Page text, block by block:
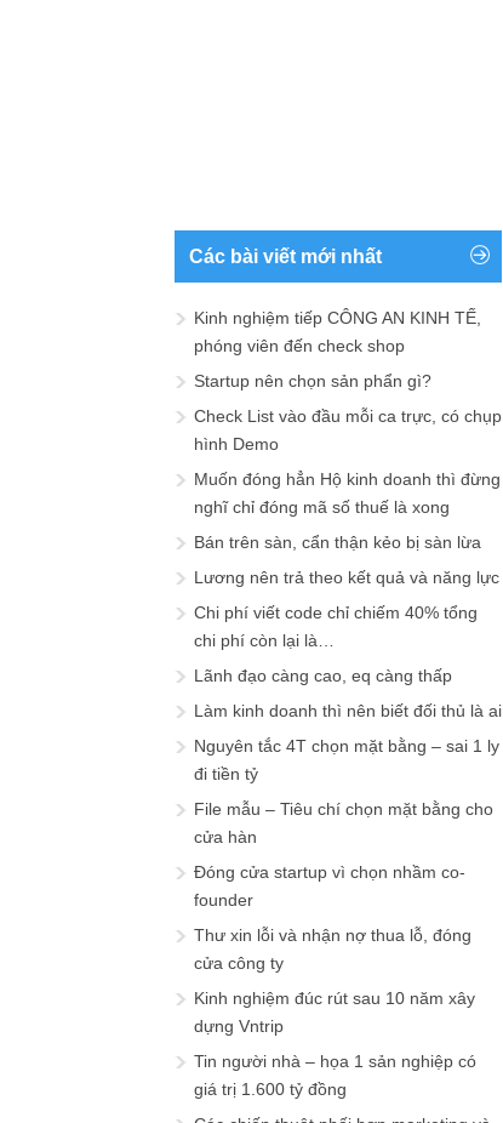
Các bài viết mới nhất
Kinh nghiệm tiếp CÔNG AN KINH TẾ,
phóng viên đến check shop
Startup nên chọn sản phẩn gì?
Check List vào đầu mỗi ca trực, có chụp
hình Demo
Muốn đóng hẳn Hộ kinh doanh thì đừng
nghĩ chỉ đóng mã số thuế là xong
Bán trên sàn, cẩn thận kẻo bị sàn lừa
Lương nên trả theo kết quả và năng lực
Chi phí viết code chỉ chiếm 40% tổng
chi phí còn lại là…
Lãnh đạo càng cao, eq càng thấp
Làm kinh doanh thì nên biết đối thủ là ai
Nguyên tắc 4T chọn mặt bằng – sai 1 ly
đi tiền tỷ
File mẫu – Tiêu chí chọn mặt bằng cho
cửa hàn
Đóng cửa startup vì chọn nhầm co-
founder
Thư xin lỗi và nhận nợ thua lỗ, đóng
cửa công ty
Kinh nghiệm đúc rút sau 10 năm xây
dựng Vntrip
Tin người nhà – họa 1 sản nghiệp có
giá trị 1.600 tỷ đồng